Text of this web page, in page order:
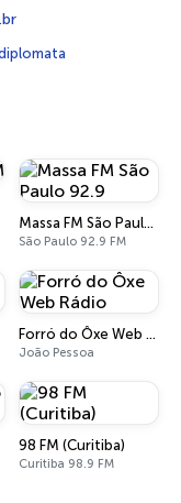
Massa FM São Paulo 92.9
São Paulo 92.9 FM
Forró do Ôxe Web Rádio
João Pessoa
98 FM (Curitiba)
Curitiba 98.9 FM